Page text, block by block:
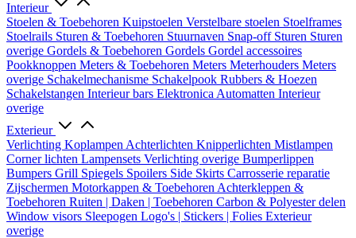
Interieur
Stoelen & Toebehoren Kuipstoelen Verstelbare stoelen Stoelframes
Stoelrails Sturen & Toebehoren Stuurnaven Snap-off Sturen Sturen
overige Gordels & Toebehoren Gordels Gordel accessoires
Pookknoppen Meters & Toebehoren Meters Meterhouders Meters
overige Schakelmechanisme Schakelpook Rubbers & Hoezen
Schakelstangen Interieur bars Elektronica Automatten Interieur
overige
Exterieur
Verlichting Koplampen Achterlichten Knipperlichten Mistlampen
Corner lichten Lampensets Verlichting overige Bumperlippen
Bumpers Grill Spiegels Spoilers Side Skirts Carrosserie reparatie
Zijschermen Motorkappen & Toebehoren Achterkleppen &
Toebehoren Ruiten | Daken | Toebehoren Carbon & Polyester delen
Window visors Sleepogen Logo's | Stickers | Folies Exterieur
overige